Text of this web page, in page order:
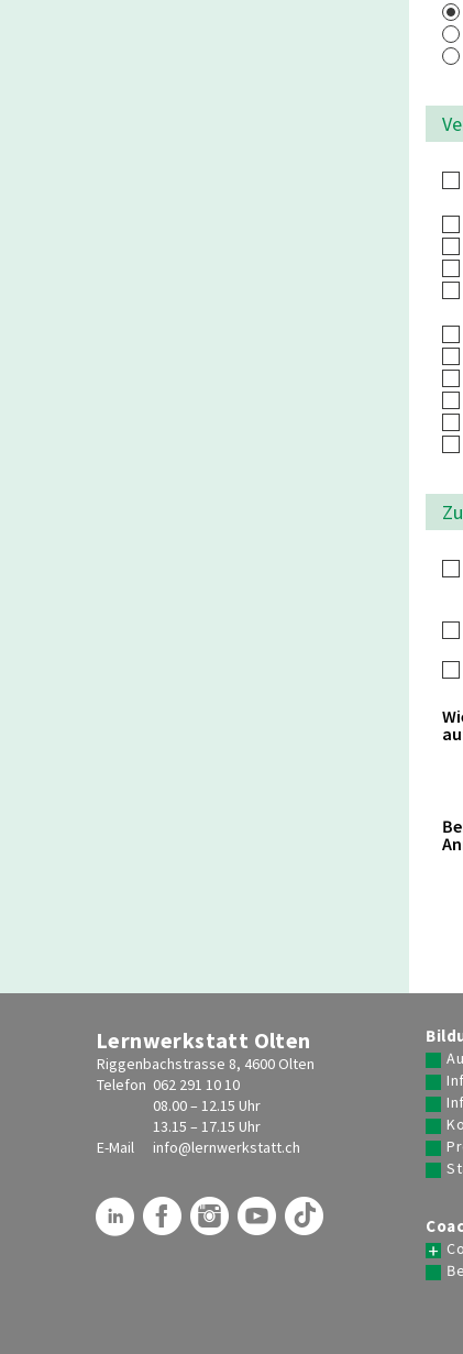
Lernwerkstatt Olten
Riggenbachstrasse 8, 4600 Olten
Telefon 062 291 10 10
08.00 – 12.15 Uhr
13.15 – 17.15 Uhr
E-Mail
info@lernwerkstatt.ch